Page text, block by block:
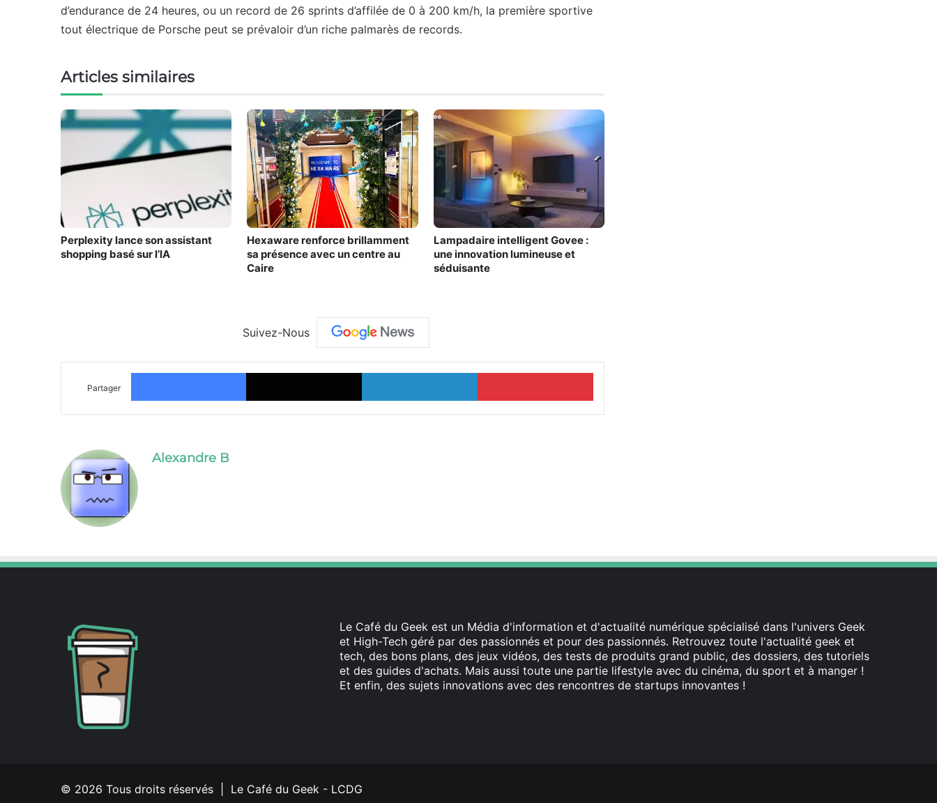
d’endurance de 24 heures, ou un record de 26 sprints d’affilée de 0 à 200 km/h, la première sportive
tout électrique de Porsche peut se prévaloir d’un riche palmarès de records.
Articles similaires
Perplexity lance son assistant
shopping basé sur l’IA
Hexaware renforce brillamment
sa présence avec un centre au
Caire
Lampadaire intelligent Govee :
une innovation lumineuse et
séduisante
Suivez-Nous
Partager
Facebook X Linkedin Pinterest
Alexandre B
Le Café du Geek est un Média d'information et d'actualité numérique spécialisé dans l'univers Geek
et High-Tech géré par des passionnés et pour des passionnés. Retrouvez toute l'actualité geek et
tech, des bons plans, des jeux vidéos, des tests de produits grand public, des dossiers, des tutoriels
et des guides d'achats. Mais aussi toute une partie lifestyle avec du cinéma, du sport et à manger !
Et enfin, des sujets innovations avec des rencontres de startups innovantes !
© 2026 Tous droits réservés | Le Café du Geek - LCDG